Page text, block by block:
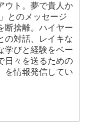
ウト。夢で貴人か
とのメッセージ
断捨離。ハイヤー
の対話、レイキな
学びと経験をベー
日々を送るための
を情報発信してい